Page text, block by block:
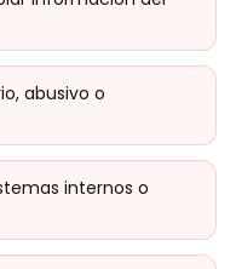
abusivo o
internos o